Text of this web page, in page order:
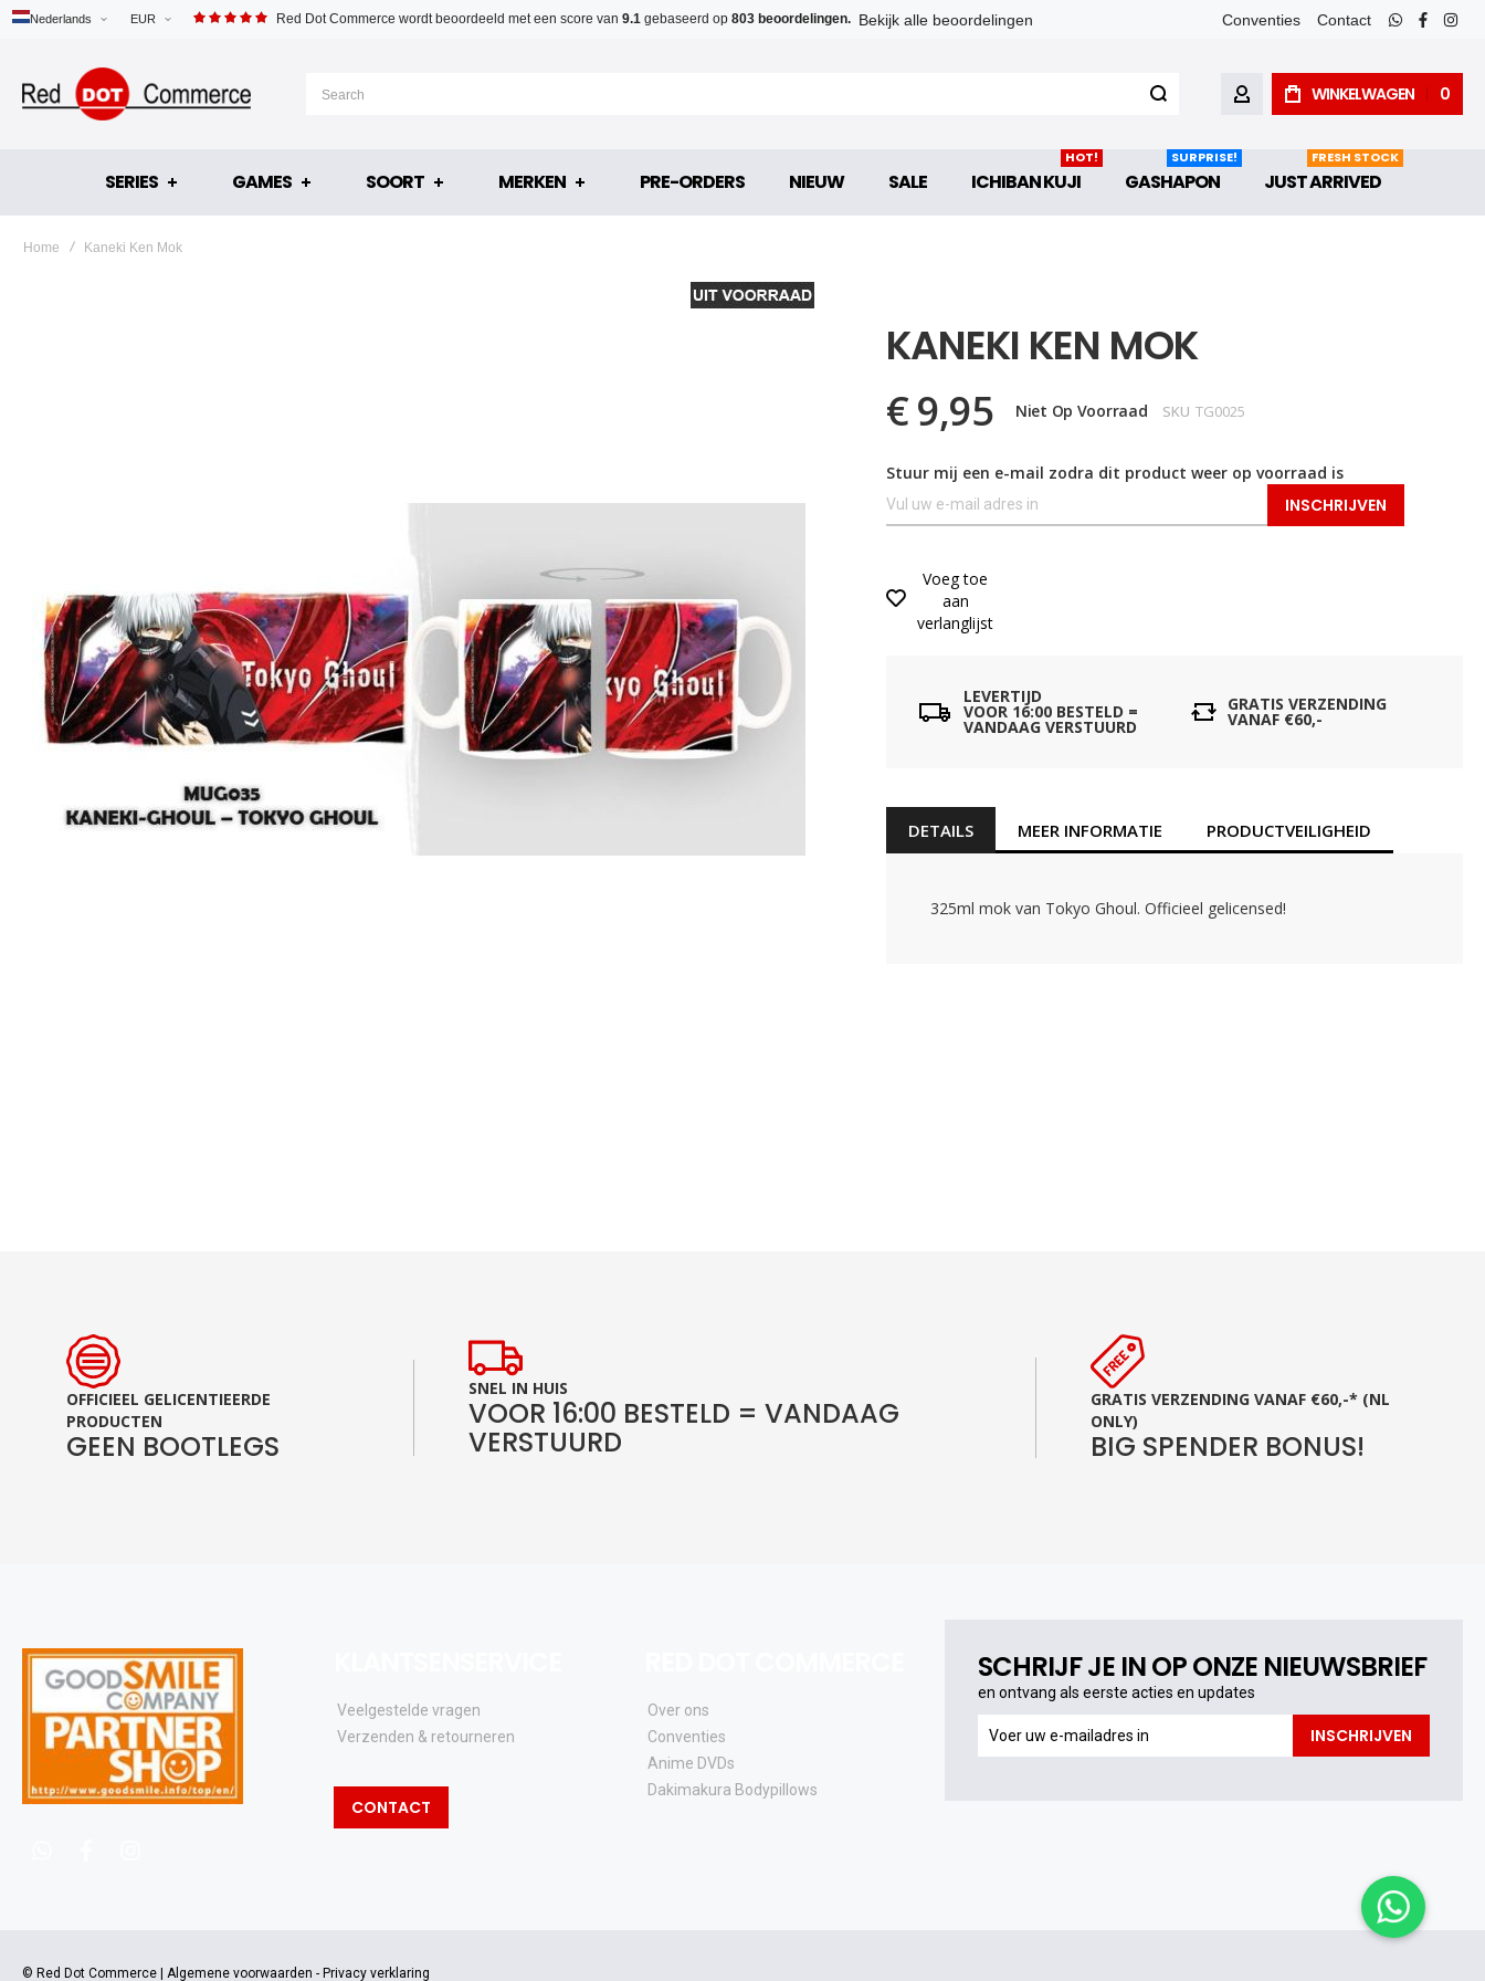
EUR
Nederlands Red Dot Commerce wordt beoordeeld met een score van 9.1 gebaseerd op 803 beoordelingen. Bekijk alle beoordelingen Conventies Contact
whatsapp
facebook
ACCOUNTWINKELWAGEN 0
SERIES GAMES SOORT MERKEN PRE-ORDERS NIEUW SALE ICHIBAN KUJI
HOT!
GASHAPON
SURPRISE!
JUST ARRIVED
FRESH STOCK
Home Kaneki Ken Mok
KANEKI KEN MOK
€ 9,95 Niet Op Voorraad SKU TG0025
Stuur mij een e-mail zodra dit product weer op voorraad is
INSCHRIJVEN
Voeg toe
aan
verlanglijst
LEVERTIJD
VOOR 16:00 BESTELD =
VANDAAG VERSTUURD
GRATIS VERZENDING
VANAF €60,-
DETAILS
325ml mok van Tokyo Ghoul. Officieel gelicensed!
MEER INFORMATIE PRODUCTVEILIGHEID
OFFICIEEL GELICENTIEERDE
PRODUCTEN
GEEN BOOTLEGS
SNEL IN HUIS
VOOR 16:00 BESTELD = VANDAAG
VERSTUURD
GRATIS VERZENDING VANAF €60,-* (NL
ONLY)
BIG SPENDER BONUS!
SCHRIJF JE IN OP ONZE NIEUWSBRIEF
en ontvang als eerste acties en updates
ontvang
INSCHRIJVEN
Veelgestelde vragen
Verzenden & retourneren
CONTACT
Over ons
Conventies
Anime DVDs
Dakimakura Bodypillows
© Red Dot Commerce | Algemene voorwaarden - Privacy verklaring